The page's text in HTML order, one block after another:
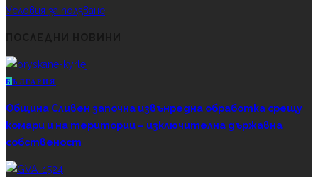
Условия за ползване
Б ЪЛГАРИЯ
Община Сливен започна извънредна обработка срещу
комари и на територии – изключителна държавна
собственост